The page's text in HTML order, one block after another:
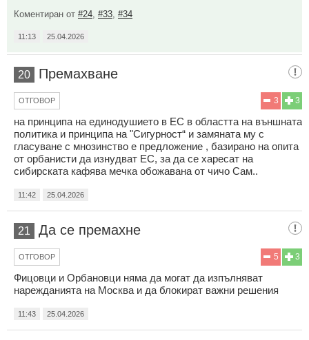
Коментиран от #24 #33 #34
11:13 25.04.2026
20 Премахване
3
3
ОТГОВОР
на принципа на единодушието в ЕС в областта на външната
политика и принципа на "Сигурност“ и замяната му с
гласуване с мнозинство е предложение , базирано на опита
от орбанисти да изнудват ЕС, за да се харесат на
сибирската кафява мечка обожавана от чичо Сам..
11:42 25.04.2026
21 Да се премахне
3
5
ОТГОВОР
Фицовци и Орбановци няма да могат да изпълняват
нарежданията на Москва и да блокират важни решения
11:43 25.04.2026